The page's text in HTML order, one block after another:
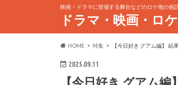
映画・ドラマに登場する舞台などのロケ地の他
ドラマ・映画・ロ
HOME 特集 【今日好き グアム編】
2025.09.11
【今日好き グアム